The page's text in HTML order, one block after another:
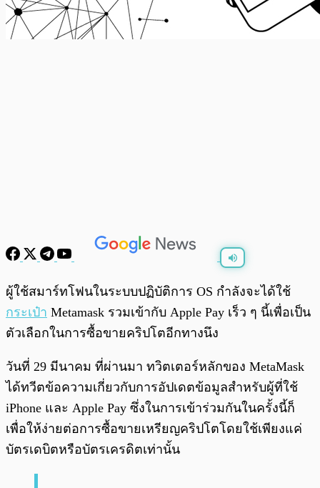
พร้อมเล่น /0:00
ผู้ใช้สมาร์ทโฟนในระบบปฏิบัติการ OS กำลังจะได้ใช้
กระเป๋า Metamask รวมเข้ากับ Apple Pay เร็ว ๆ นี้เพื่อเป็น
ตัวเลือกในการซื้อขายคริปโตอีกทางนึง
วันที่ 29 มีนาคม ที่ผ่านมา ทวิตเตอร์หลักของ MetaMask
ได้ทวีตข้อความเกี่ยวกับการอัปเดตข้อมูลสำหรับผู้ที่ใช้
iPhone และ Apple Pay ซึ่งในการเข้าร่วมกันในครั้งนี้ก็
เพื่อให้ง่ายต่อการซื้อขายเหรียญคริปโตโดยใช้เพียงแค่
บัตรเดบิตหรือบัตรเครดิตเท่านั้น